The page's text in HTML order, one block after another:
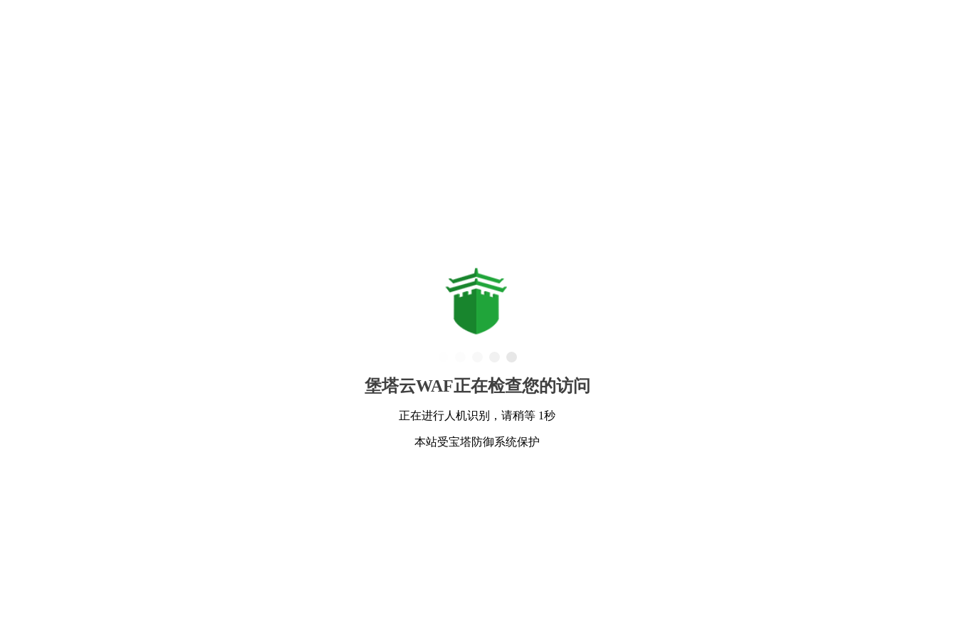
堡塔云WAF正在检查您的访问
正在进行人机识别，请稍等 1秒
本站受宝塔防御系统保护